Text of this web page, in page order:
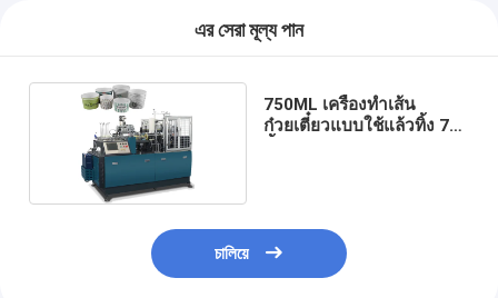
এর সেরা মূল্য পান
750ML เครื่องทำเส้น
ก๋วยเตี๋ยวแบบใช้แล้วทิ้ง 70
চালিয়ে